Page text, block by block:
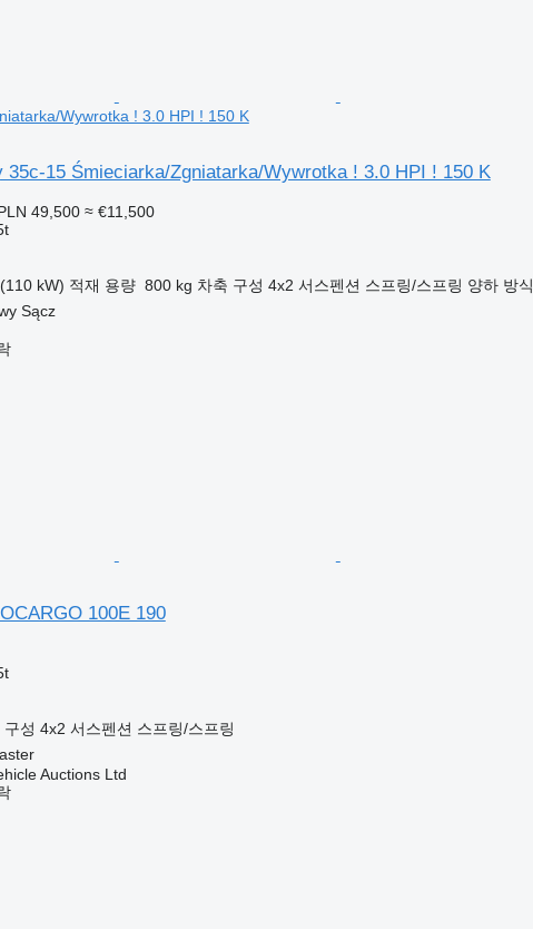
Wywrotka ! 3.0 HPI ! 150 K
35c-15 Śmieciarka/Zgniatarka/Wywrotka ! 3.0 HPI ! 150 K
49,500 ≈ €11,500
kW) 적재 용량 800 kg 차축 구성 4x2 서스펜션 스프링/스프링 양하 방식
Sącz
100E 190
구성 4x2 서스펜션 스프링/스프링
Auctions Ltd